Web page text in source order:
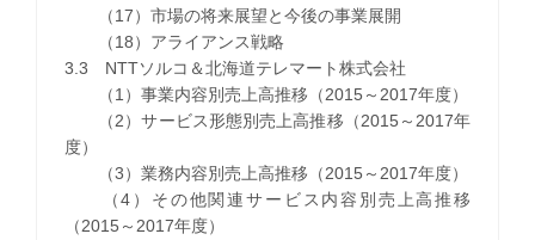
（17）市場の将来展望と今後の事業展開
（18）アライアンス戦略
3.3 NTTソルコ＆北海道テレマート株式会社
（1）事業内容別売上高推移（2015～2017年度）
（2）サービス形態別売上高推移（2015～2017年
度）
（3）業務内容別売上高推移（2015～2017年度）
（4）その他関連サービス内容別売上高推移
（2015～2017年度）